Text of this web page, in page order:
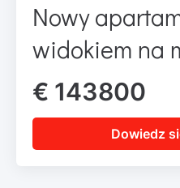
Nowy
widokiem na
€ 143800
Dowiedz